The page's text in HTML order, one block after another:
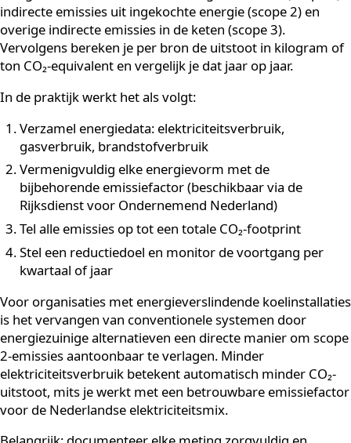
Hoe werkt CO₂-reductie
meten in de praktijk?
CO₂-reductie meten begint met het in kaart brengen
alle emissiebronnen binnen je organisatie, verdeeld
categorieën: directe emissies uit eigen bronnen
indirecte emissies uit ingekochte energie (scope 2) en
overige indirecte emissies in de keten (scope 3).
Vervolgens bereken je per bron de uitstoot in
ton CO₂-equivalent en vergelijk je dat jaar op jaar.
Verzamel energiedata: elektriciteitsverbruik,
gasverbruik, brandstofverbruik
Vermenigvuldig elke energievorm met de
bijbehorende emissiefactor (beschikbaar via de
Rijksdienst voor Ondernemend Nederland)
Tel alle emissies op tot een totale CO₂-footprint